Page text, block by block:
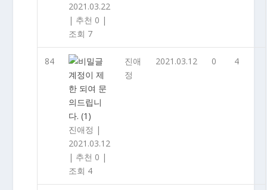
2021.03.22
| 추천 0 |
조회 7
84
계정이 제
한 되여 문
의드립니
다.(1)
진애정 |
2021.03.12
| 추천 0 |
조회 4
진애
정
2021.03.12 0 4